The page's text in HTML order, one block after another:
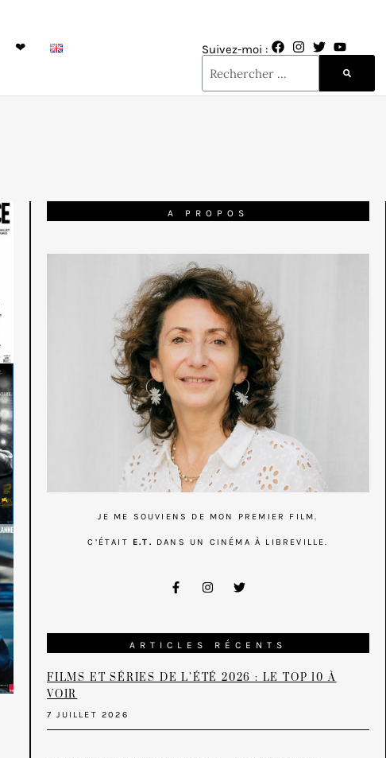
❤ Suivez-moi :
A PROPOS
JE ME SOUVIENS DE MON PREMIER FILM.
C’ÉTAIT E.T. DANS UN CINÉMA À LIBREVILLE.
ARTICLES RÉCENTS
FILMS ET SÉRIES DE L’ÉTÉ 2026 : LE TOP 10 À
VOIR
7 JUILLET 2026